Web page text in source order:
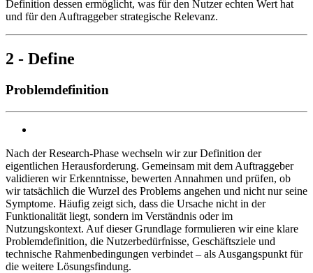
Definition dessen ermöglicht, was für den Nutzer echten Wert hat
und für den Auftraggeber strategische Relevanz.
2 - Define
Problemdefinition
Nach der Research-Phase wechseln wir zur Definition der
eigentlichen Herausforderung. Gemeinsam mit dem Auftraggeber
validieren wir Erkenntnisse, bewerten Annahmen und prüfen, ob
wir tatsächlich die Wurzel des Problems angehen und nicht nur seine
Symptome. Häufig zeigt sich, dass die Ursache nicht in der
Funktionalität liegt, sondern im Verständnis oder im
Nutzungskontext. Auf dieser Grundlage formulieren wir eine klare
Problemdefinition, die Nutzerbedürfnisse, Geschäftsziele und
technische Rahmenbedingungen verbindet – als Ausgangspunkt für
die weitere Lösungsfindung.